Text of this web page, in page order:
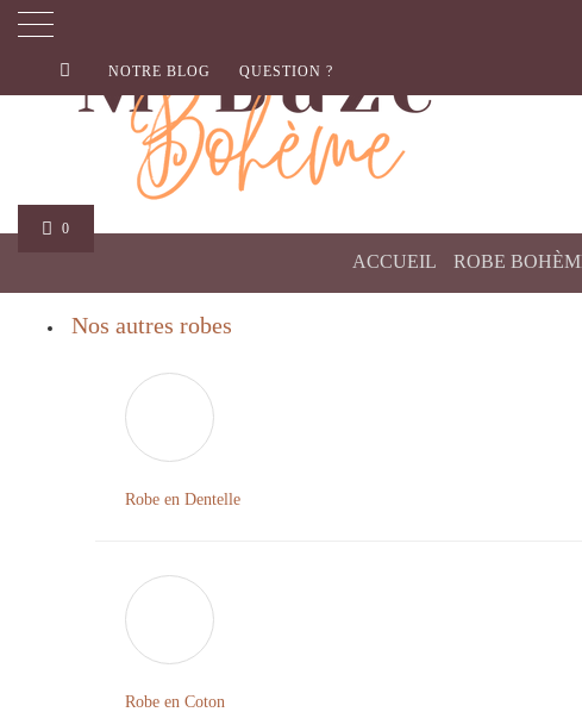
0
NOTRE BLOG QUESTION ?
ACCUEIL ROBE
Nos autres robes
Robe en Dentelle
Robe en Coton